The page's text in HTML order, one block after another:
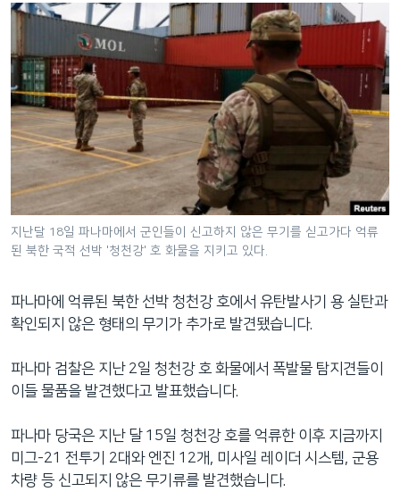
츠
이
동
메
인
네
비
게
션
으
이
동
색
으
이
등
언어 선택
지난달 18일 파나마에서 군인들이 신고하지 않은 무기를 싣고가다 억류
된 북한 국적 선박 '청천강' 호 화물을 지키고 있다.
파나마에 억류된 북한 선박 청천강 호에서 유탄발사기 용 실탄과
확인되지 않은 형태의 무기가 추가로 발견됐습니다.
파나마 검찰은 지난 2일 청천강 호 화물에서 폭발물 탐지견들이
이들 물품을 발견했다고 발표했습니다.
파나마 당국은 지난 달 15일 청천강 호를 억류한 이후 지금까지
미그-21 전투기 2대와 엔진 12개, 미사일 레이더 시스템, 군용
차량 등 신고되지 않은 무기류를 발견했습니다.